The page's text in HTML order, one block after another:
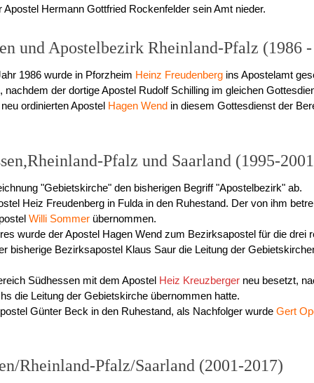
Hermann Gottfried Rockenfelder sein Amt nieder.
und Apostelbezirk Rheinland-Pfalz (1986
1986 wurde in Pforzheim Heinz Freudenberg ins Apostelamt
nachdem der dortige Apostel Rudolf Schilling im gleichen
ordinierten Apostel Hagen Wend in diesem Gottesdienst der
Pfalz und Saarland (1995-
"Gebietskirche" den bisherigen Begriff "Apostelbezirk" ab.
Heiz Freudenberg in Fulda in den Ruhestand. Der von ihm
Willi Sommer übernommen.
wurde der Apostel Hagen Wend zum Bezirksapostel für die drei
bisherige Bezirksapostel Klaus Saur die Leitung der
Südhessen mit dem Apostel Heiz Kreuzberger neu besetzt,
die Leitung der Gebietskirche übernommen hatte.
Günter Beck in den Ruhestand, als Nachfolger wurdeGert
Rheinland-Pfalz/Saarland (2001-2017)